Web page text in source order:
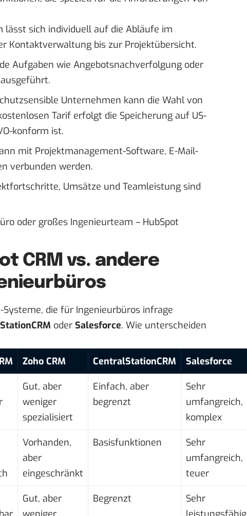
lässt sich individuell auf die Abläufe im
Kontaktverwaltung bis zur Projektübersicht.
Aufgaben wie Angebotsnachverfolgung oder
Unternehmen kann die Wahl von
Tarif erfolgt die Speicherung auf US-
konform ist.
mit Projektmanagement-Software, E-Mail-
verbunden werden.
Umsätze und Teamleistung sind
oder großes Ingenieurteam – HubSpot
CRM vs. andere
Systeme, die für Ingenieurbüros infrage
oder Salesforce. Wie unterscheiden
Zoho CRM CentralStationCRM Salesforce
Gut, aber
weniger
spezialisiert
Einfach, aber
begrenzt
Sehr
umfangreich,
komplex
Vorhanden,
aber
eingeschränkt
Basisfunktionen
Sehr
umfangreich,
teuer
Gut, aber
Begrenzt
Sehr